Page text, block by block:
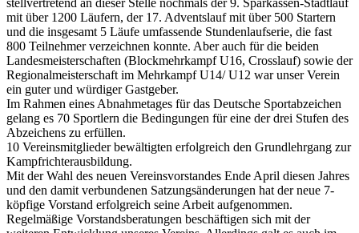
mit über 1200 Läufern, der 17. Adventslauf mit über 500 Startern
und die insgesamt 5 Läufe umfassende Stundenlaufserie, die fast
800 Teilnehmer verzeichnen konnte. Aber auch für die beiden
Landesmeisterschaften (Blockmehrkampf U16, Crosslauf) sowie der
Regionalmeisterschaft im Mehrkampf U14/ U12 war unser Verein
ein guter und würdiger Gastgeber.
Im Rahmen eines Abnahmetages für das Deutsche Sportabzeichen
gelang es 70 Sportlern die Bedingungen für eine der drei Stufen des
Abzeichens zu erfüllen.
10 Vereinsmitglieder bewältigten erfolgreich den Grundlehrgang zur
Kampfrichterausbildung.
Mit der Wahl des neuen Vereinsvorstandes Ende April diesen Jahres
und den damit verbundenen Satzungsänderungen hat der neue 7-
köpfige Vorstand erfolgreich seine Arbeit aufgenommen.
Regelmäßige Vorstandsberatungen beschäftigen sich mit der